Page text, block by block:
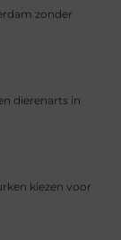
zonder
dierenarts in
kiezen voor